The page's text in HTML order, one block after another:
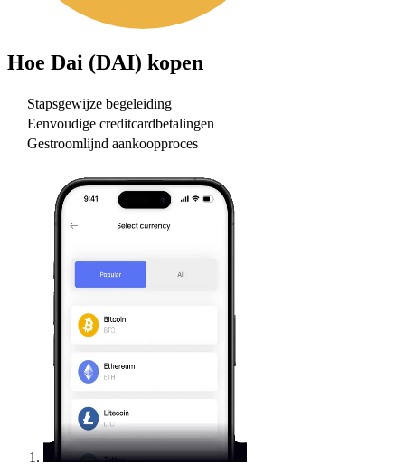
Hoe Dai (DAI) kopen
Stapsgewijze begeleiding
Eenvoudige creditcardbetalingen
Gestroomlijnd aankoopproces